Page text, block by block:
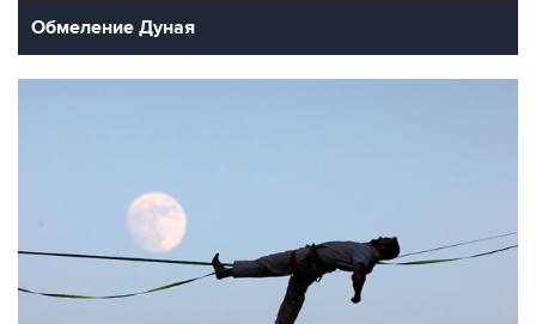
Обмеление Дуная